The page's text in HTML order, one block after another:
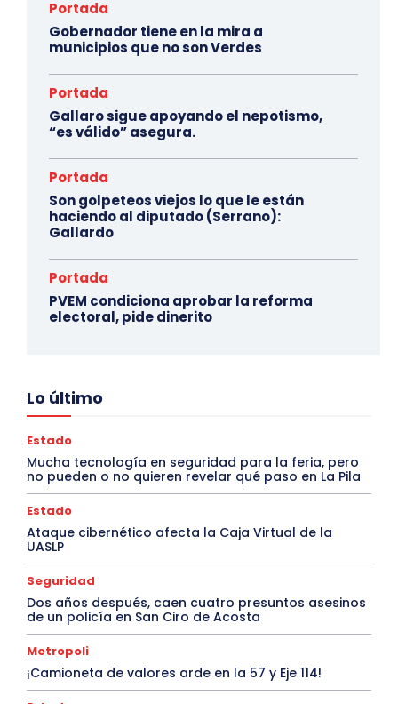
Portada
Gobernador tiene en la mira a
municipios que no son Verdes
Portada
Gallaro sigue apoyando el nepotismo,
“es válido” asegura.
Portada
Son golpeteos viejos lo que le están
haciendo al diputado (Serrano):
Gallardo
Portada
PVEM condiciona aprobar la reforma
electoral, pide dinerito
Lo último
Estado
Mucha tecnología en seguridad para la feria, pero
no pueden o no quieren revelar qué paso en La Pila
Estado
Ataque cibernético afecta la Caja Virtual de la
UASLP
Seguridad
Dos años después, caen cuatro presuntos asesinos
de un policía en San Ciro de Acosta
Metropoli
¡Camioneta de valores arde en la 57 y Eje 114!